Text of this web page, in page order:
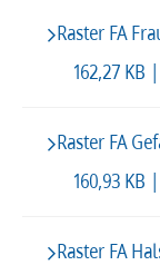
Raster FA
162,27 KB
Raster FA
160,93 KB
Raster FA